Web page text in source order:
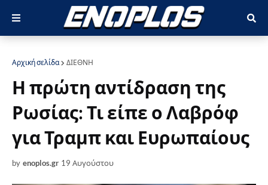
Αρχική σελίδα ΔΙΕΘΝΗ
Η πρώτη αντίδραση της
Ρωσίας: Τι είπε ο Λαβρόφ
για Τραμπ και Ευρωπαίους
by enoplos.gr 19 Αυγούστου